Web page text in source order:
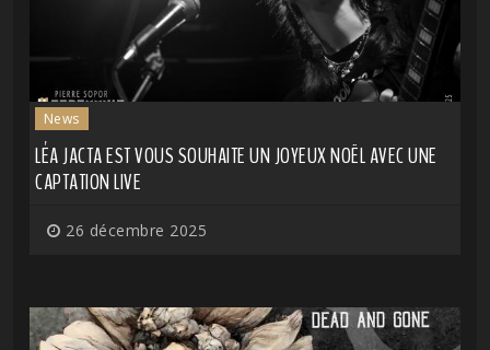
News
LÉA JACTA EST VOUS SOUHAITE UN JOYEUX NOËL AVEC UNE
CAPTATION LIVE
26 décembre 2025